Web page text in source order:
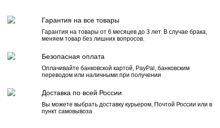
Гарантия на все товары
Гарантия на товары от 6 месяцев до 3 лет. В случае брака,
меняем товар без лишних вопросов.
Безопасная оплата
Оплачивайте банковской картой, PayPal, банковским
переводом или наличными при получении
Доставка по всей России
Вы можете выбрать доставку курьером, Почтой России или в
пункт самовывоза